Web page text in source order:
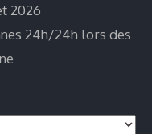
2026
24h/24h lors des